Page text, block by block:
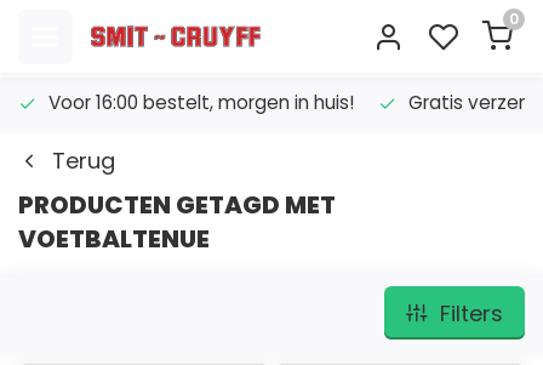
0
Voor 16:00 bestelt, morgen in huis! Gratis
Terug
PRODUCTEN GETAGD MET
VOETBALTENUE
Filters